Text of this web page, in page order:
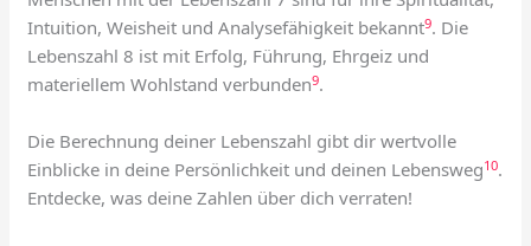
Intuition, Weisheit und Analysefähigkeit bekannt9. Die
Lebenszahl 8 ist mit Erfolg, Führung, Ehrgeiz und
materiellem Wohlstand verbunden9.
Die Berechnung deiner Lebenszahl gibt dir wertvolle
Einblicke in deine Persönlichkeit und deinen Lebensweg10.
Entdecke, was deine Zahlen über dich verraten!